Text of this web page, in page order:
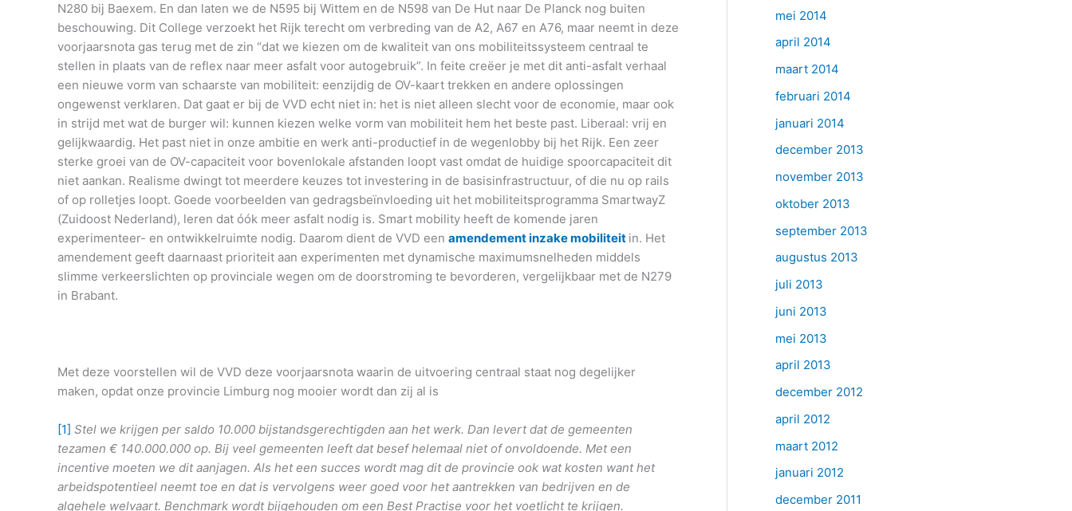
N280 bij Baexem. En dan laten we de N595 bij Wittem en de N598 van De Hut naar De Planck nog buiten
beschouwing. Dit College verzoekt het Rijk terecht om verbreding van de A2, A67 en A76, maar neemt in deze
voorjaarsnota gas terug met de zin “dat we kiezen om de kwaliteit van ons mobiliteitssysteem centraal te
stellen in plaats van de reflex naar meer asfalt voor autogebruik”. In feite creëer je met dit anti-asfalt verhaal
een nieuwe vorm van schaarste van mobiliteit: eenzijdig de OV-kaart trekken en andere oplossingen
ongewenst verklaren. Dat gaat er bij de VVD echt niet in: het is niet alleen slecht voor de economie, maar ook
in strijd met wat de burger wil: kunnen kiezen welke vorm van mobiliteit hem het beste past. Liberaal: vrij en
gelijkwaardig. Het past niet in onze ambitie en werk anti-productief in de wegenlobby bij het Rijk. Een zeer
sterke groei van de OV-capaciteit voor bovenlokale afstanden loopt vast omdat de huidige spoorcapaciteit dit
niet aankan. Realisme dwingt tot meerdere keuzes tot investering in de basisinfrastructuur, of die nu op rails
of op rolletjes loopt. Goede voorbeelden van gedragsbeïnvloeding uit het mobiliteitsprogramma SmartwayZ
(Zuidoost Nederland), leren dat óók meer asfalt nodig is. Smart mobility heeft de komende jaren
experimenteer- en ontwikkelruimte nodig. Daarom dient de VVD een amendement inzake mobiliteit in. Het
amendement geeft daarnaast prioriteit aan experimenten met dynamische maximumsnelheden middels
slimme verkeerslichten op provinciale wegen om de doorstroming te bevorderen, vergelijkbaar met de N279
in Brabant.
Met deze voorstellen wil de VVD deze voorjaarsnota waarin de uitvoering centraal staat nog degelijker
maken, opdat onze provincie Limburg nog mooier wordt dan zij al is
[1] Stel we krijgen per saldo 10.000 bijstandsgerechtigden aan het werk. Dan levert dat de gemeenten
tezamen € 140.000.000 op. Bij veel gemeenten leeft dat besef helemaal niet of onvoldoende. Met een
incentive moeten we dit aanjagen. Als het een succes wordt mag dit de provincie ook wat kosten want het
arbeidspotentieel neemt toe en dat is vervolgens weer goed voor het aantrekken van bedrijven en de
algehele welvaart. Benchmark wordt bijgehouden om een Best Practise voor het voetlicht te krijgen.
mei 2014
april 2014
maart 2014
februari 2014
januari 2014
december 2013
november 2013
oktober 2013
september 2013
augustus 2013
juli 2013
juni 2013
mei 2013
april 2013
december 2012
april 2012
maart 2012
januari 2012
december 2011